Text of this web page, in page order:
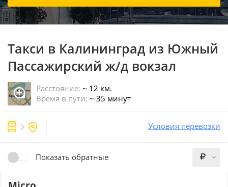
Такси в Калининград из Южный
Пассажирский ж/д вокзал
Расстояние: ~ 12 км.
Время в пути: ~ 35 минут
Показать обратные
Условия перевозки